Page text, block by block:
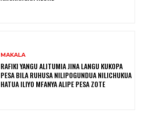
MAKALA
RAFIKI YANGU ALITUMIA JINA LANGU KUKOPA
PESA BILA RUHUSA NILIPOGUNDUA NILICHUKUA
HATUA ILIYO MFANYA ALIPE PESA ZOTE